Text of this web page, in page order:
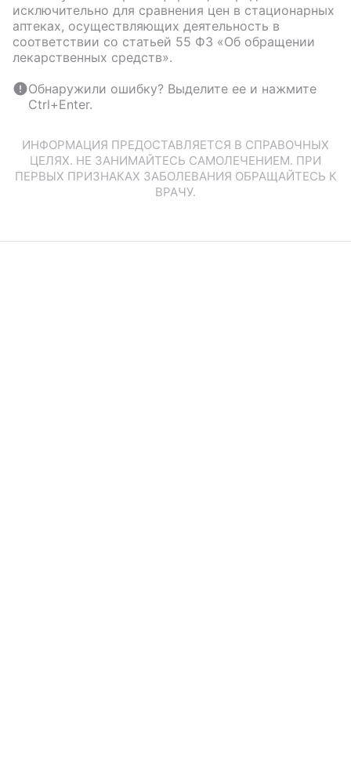
исключительно для сравнения цен в стационарных
аптеках, осуществляющих деятельность в
соответствии со статьей 55 ФЗ «Об обращении
лекарственных средств».
Обнаружили ошибку? Выделите ее и нажмите
Ctrl+Enter.
ИНФОРМАЦИЯ ПРЕДОСТАВЛЯЕТСЯ В СПРАВОЧНЫХ
ЦЕЛЯХ. НЕ ЗАНИМАЙТЕСЬ САМОЛЕЧЕНИЕМ. ПРИ
ПЕРВЫХ ПРИЗНАКАХ ЗАБОЛЕВАНИЯ ОБРАЩАЙТЕСЬ К
ВРАЧУ.